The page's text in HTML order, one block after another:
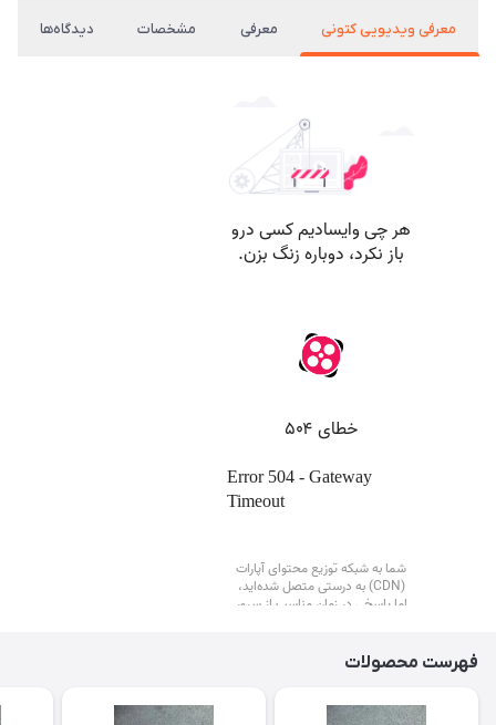
معرفی ویدیویی کتونی معرفی مشخصات دیدگاه‌ها
فهرست محصولات